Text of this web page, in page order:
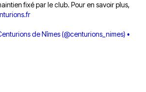
fixé par le club. Pour en savoir plus,
de Nîmes (@centurions_nimes) •